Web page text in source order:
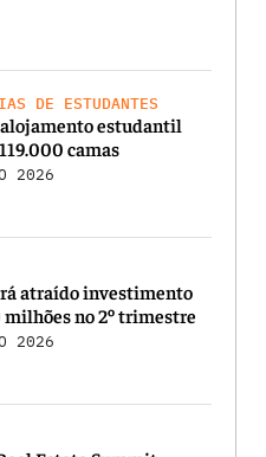
DE ESTUDANTES
estudantil
camas
2026
atraído investimento
milhões no 2º trimestre
2026